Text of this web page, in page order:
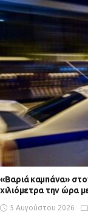
«Βαριά καμπάνα»
χιλιόμετρα την ώρα
5 Αυγούστου 2026